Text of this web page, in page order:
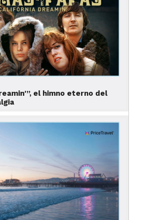
naturaleza y sus experiencias al
cinco parques nacionales –
Zion o el Parque Nacional
para quien busca la aventura.
podrán experimentar el
muy diversos, tales
de lona totalmente
de los parques nacionales,
el himno eterno del